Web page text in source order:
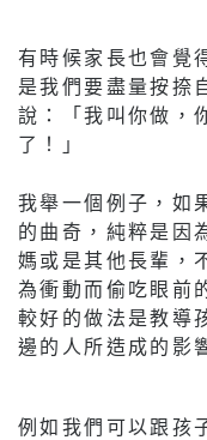
有時候家長也會覺
是我們要盡量按捺
說：「我叫你做，
了！」
我舉一個例子，如
的曲奇，純粹是因
媽或是其他長輩，
為衝動而偷吃眼前
較好的做法是教導
邊的人所造成的影
例如我們可以跟孩